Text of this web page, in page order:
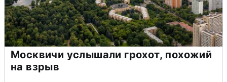
Москвичи услышали грохот, похожий
на взрыв